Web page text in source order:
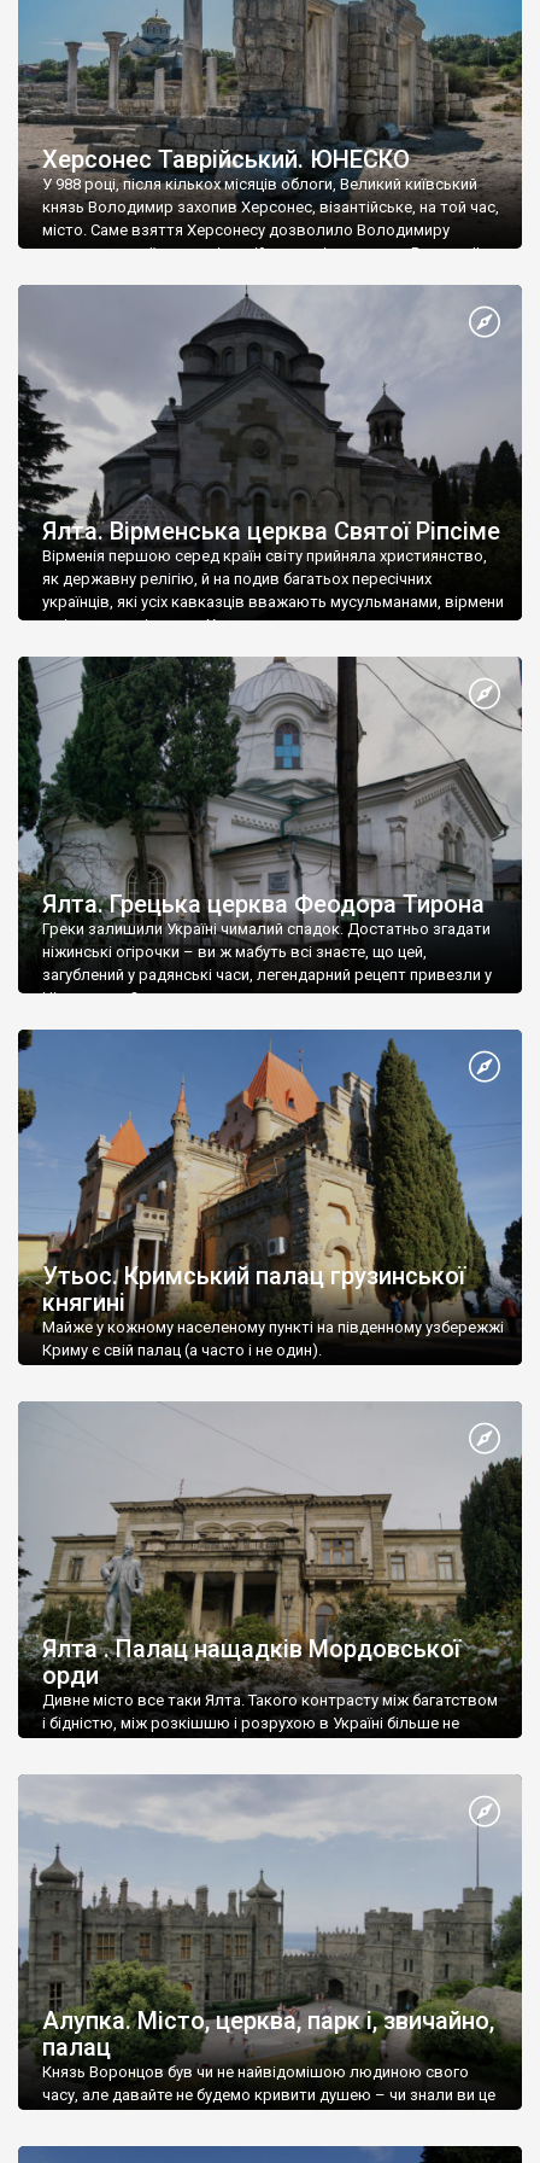
Херсонес Таврійський. ЮНЕСКО
У 988 році, після кількох місяців облоги, Великий київський
князь Володимир захопив Херсонес, візантійське, на той час,
місто. Саме взяття Херсонесу дозволило Володимиру
диктувати свої умови візантійському імператору Василю ІІ, та
Херсонесі Володимир-язичник, став Василем-християнином.
А потім було Хрещення Русі. На честь Херсонесу Таврійського
Ялта. Вірменська церква Святої Ріпсіме
Вірменія першою серед країн світу прийняла християнство,
як державну релігію, й на подив багатьох пересічних
українців, які усіх кавказців вважають мусульманами, вірмени
є відданими вірянами Христа
Ялта. Грецька церква Феодора Тирона
Греки залишили Україні чималий спадок. Достатньо згадати
ніжинські огірочки – ви ж мабуть всі знаєте, що цей,
загублений у радянські часи, легендарний рецепт привезли у
Ніжин греки?
Утьос. Кримський палац грузинської
княгині
Майже у кожному населеному пункті на південному узбережжі
Криму є свій палац (а часто і не один).
Ялта . Палац нащадків Мордовської
орди
Дивне місто все таки Ялта. Такого контрасту між багатством
і бідністю, між розкішшю і розрухою в Україні більше не
Алупка. Місто, церква, парк і, звичайно,
палац
Князь Воронцов був чи не найвідомішою людиною свого
часу, але давайте не будемо кривити душею – чи знали ви це